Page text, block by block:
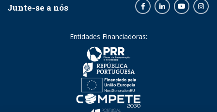
Junte-se a nós FacebookLinkedInYoutube
Entidades Financiadoras: